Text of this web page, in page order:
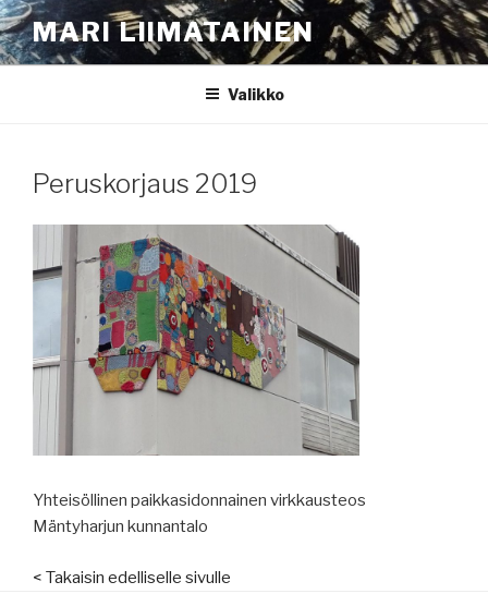
Siirry
sisältöönMARI LIIMATAINEN
Valikko
Peruskorjaus 2019
Yhteisöllinen paikkasidonnainen virkkausteos
Mäntyharjun kunnantalo
< Takaisin edelliselle sivulle